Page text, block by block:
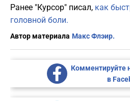
Ранее "Курсор" писал, как
головной боли.
Автор материала Макс Флэир.
Комментируйте
в